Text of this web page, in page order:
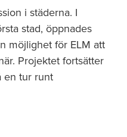
i städerna. I
stad, öppnades
möjlighet för ELM att
Projektet fortsätter
en tur runt